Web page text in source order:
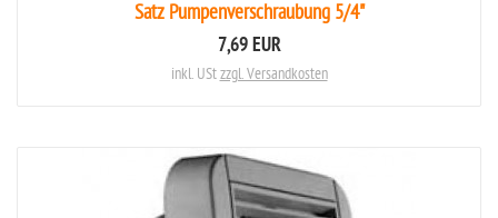
Satz Pumpenverschraubung 5/4"
7,69 EUR
inkl. UStzzgl. Versandkosten